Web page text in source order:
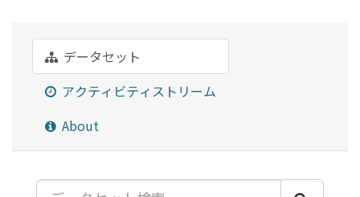
データセット
アクティビティストリーム
About